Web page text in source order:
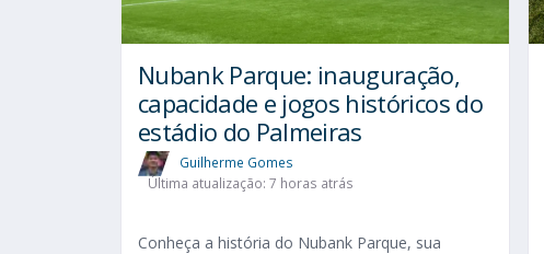
Nubank Parque: inauguração,
capacidade e jogos históricos do
estádio do Palmeiras
Guilherme Gomes
Última atualização: 7 horas atrás
Conheça a história do Nubank Parque, sua